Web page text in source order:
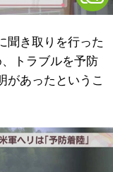
聞き取りを行った
トラブルを予防
があったというこ